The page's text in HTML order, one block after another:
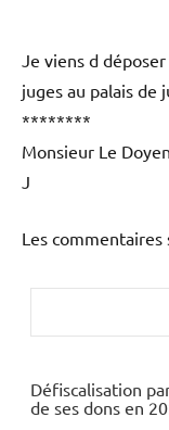
Je viens d
juges au palais de
********
Monsieur Le
J
Les commentaires
Défiscalisation
de ses dons en